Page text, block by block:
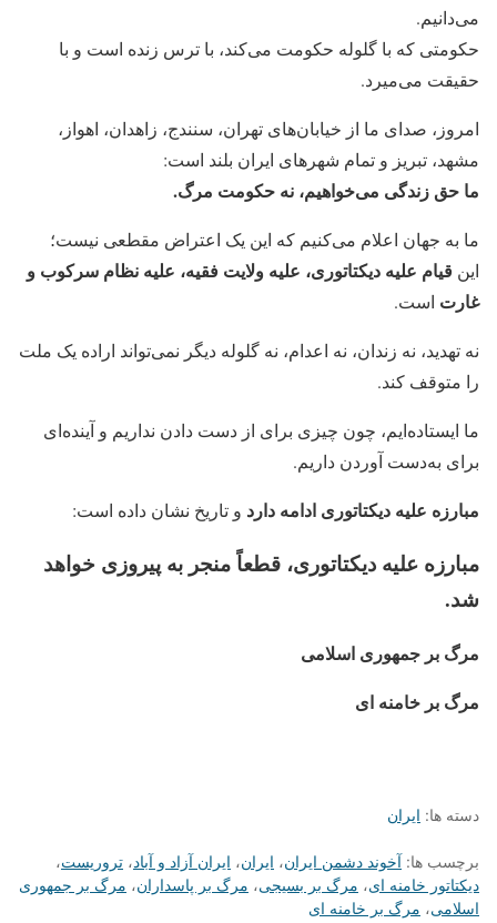
می‌دانیم.
حکومتی که با گلوله حکومت می‌کند، با ترس زنده است و با
حقیقت می‌میرد.
امروز، صدای ما از خیابان‌های تهران، سنندج، زاهدان، اهواز،
مشهد، تبریز و تمام شهرهای ایران بلند است:
ما حق زندگی می‌خواهیم، نه حکومت مرگ.
ما به جهان اعلام می‌کنیم که این یک اعتراض مقطعی نیست؛
این قیام علیه دیکتاتوری، علیه ولایت فقیه، علیه نظام سرکوب و
غارت است.
نه تهدید، نه زندان، نه اعدام، نه گلوله دیگر نمی‌تواند اراده یک ملت
را متوقف کند.
ما ایستاده‌ایم، چون چیزی برای از دست دادن نداریم و آینده‌ای
برای به‌دست آوردن داریم.
مبارزه علیه دیکتاتوری ادامه دارد و تاریخ نشان داده است:
مبارزه علیه دیکتاتوری، قطعاً منجر به پیروزی خواهد
شد.
مرگ بر جمهوری اسلامی
مرگ بر خامنه ای
دسته ها: ایران
برچسب ها: آخوند دشمن ایران، ایران، ایران آزاد و آباد، تروریست،
دیکتاتور خامنه ای، مرگ بر بسیجی، مرگ بر پاسداران، مرگ بر جمهوری
اسلامی، مرگ بر خامنه ای